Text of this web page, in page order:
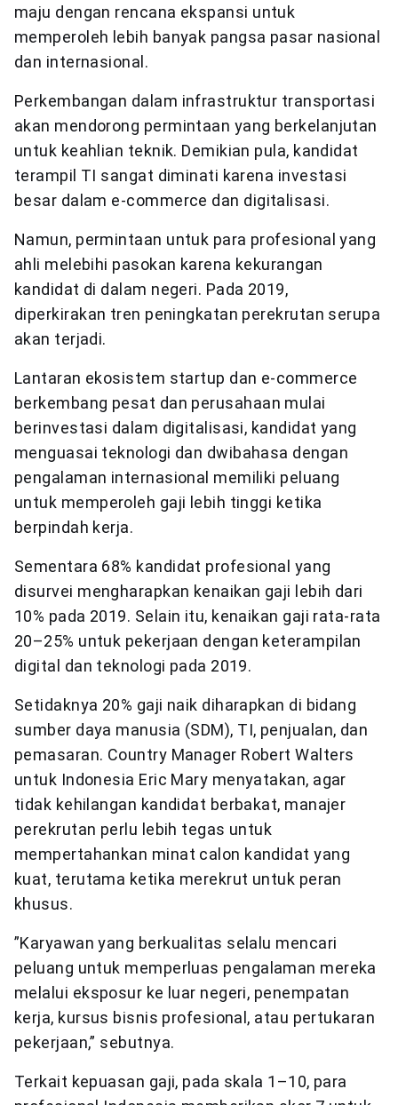
maju dengan rencana ekspansi untuk
memperoleh lebih banyak pangsa pasar nasional
dan internasional.
Perkembangan dalam infrastruktur transportasi
akan mendorong permintaan yang berkelanjutan
untuk keahlian teknik. Demikian pula, kandidat
terampil TI sangat diminati karena investasi
besar dalam e-commerce dan digitalisasi.
Namun, permintaan untuk para profesional yang
ahli melebihi pasokan karena kekurangan
kandidat di dalam negeri. Pada 2019,
diperkirakan tren peningkatan perekrutan serupa
akan terjadi.
Lantaran ekosistem startup dan e-commerce
berkembang pesat dan perusahaan mulai
berinvestasi dalam digitalisasi, kandidat yang
menguasai teknologi dan dwibahasa dengan
pengalaman internasional memiliki peluang
untuk memperoleh gaji lebih tinggi ketika
berpindah kerja.
Sementara 68% kandidat profesional yang
disurvei mengharapkan kenaikan gaji lebih dari
10% pada 2019. Selain itu, kenaikan gaji rata-rata
20–25% untuk pekerjaan dengan keterampilan
digital dan teknologi pada 2019.
Setidaknya 20% gaji naik diharapkan di bidang
sumber daya manusia (SDM), TI, penjualan, dan
pemasaran. Country Manager Robert Walters
untuk Indonesia Eric Mary menyatakan, agar
tidak kehilangan kandidat berbakat, manajer
perekrutan perlu lebih tegas untuk
mempertahankan minat calon kandidat yang
kuat, terutama ketika merekrut untuk peran
khusus.
”Karyawan yang berkualitas selalu mencari
peluang untuk memperluas pengalaman mereka
melalui eksposur ke luar negeri, penempatan
kerja, kursus bisnis profesional, atau pertukaran
pekerjaan,” sebutnya.
Terkait kepuasan gaji, pada skala 1–10, para